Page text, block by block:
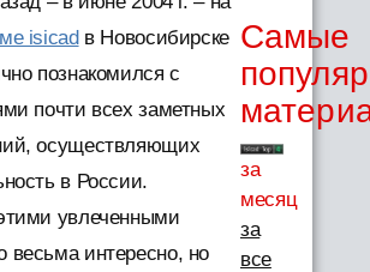
isicadв Новосибирске
познакомился с
почти всех заметных
осуществляющих
в России.
увлеченными
интересно, но
Самые
за
месяц
за
все